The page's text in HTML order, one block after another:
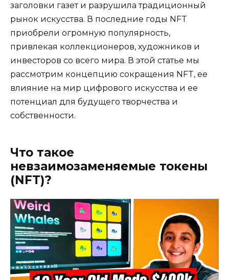
заголовки газет и разрушила традиционный
рынок искусства. В последние годы NFT
приобрели огромную популярность,
привлекая коллекционеров, художников и
инвесторов со всего мира. В этой статье мы
рассмотрим концепцию сокращения NFT, ее
влияние на мир цифрового искусства и ее
потенциал для будущего творчества и
собственности.
Что такое
невзаимозаменяемые токены
(NFT)?